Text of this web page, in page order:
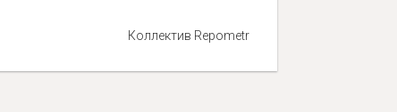
Коллектив Repometr